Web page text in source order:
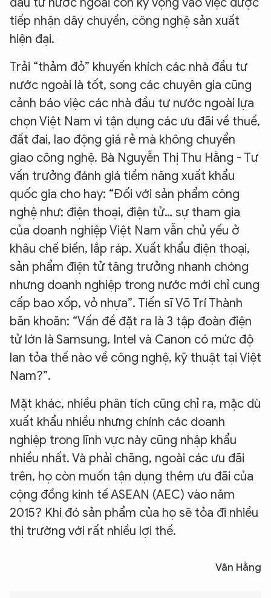
tiếp nhận dây chuyền, công nghệ sản xuất
hiện đại.
Trải “thảm đỏ” khuyến khích các nhà đầu tư
nước ngoài là tốt, song các chuyên gia cũng
cảnh báo việc các nhà đầu tư nước ngoài lựa
chọn Việt Nam vì tận dụng các ưu đãi về thuế,
đất đai, lao động giá rẻ mà không chuyển
giao công nghệ. Bà Nguyễn Thị Thu Hằng - Tư
vấn trưởng đánh giá tiềm năng xuất khẩu
quốc gia cho hay: “Đối với sản phẩm công
nghệ như: điện thoại, điện tử… sự tham gia
của doanh nghiệp Việt Nam vẫn chủ yếu ở
khâu chế biến, lắp ráp. Xuất khẩu điện thoại,
sản phẩm điện tử tăng trưởng nhanh chóng
nhưng doanh nghiệp trong nước mới chỉ cung
cấp bao xốp, vỏ nhựa”. Tiến sĩ Võ Trí Thành
băn khoăn: “Vấn đề đặt ra là 3 tập đoàn điện
tử lớn là Samsung, Intel và Canon có mức độ
lan tỏa thế nào về công nghệ, kỹ thuật tại Việt
Nam?”.
Mặt khác, nhiều phân tích cũng chỉ ra, mặc dù
xuất khẩu nhiều nhưng chính các doanh
nghiệp trong lĩnh vực này cũng nhập khẩu
nhiều nhất. Và phải chăng, ngoài các ưu đãi
trên, họ còn muốn tận dụng thêm ưu đãi của
cộng đồng kinh tế ASEAN (AEC) vào năm
2015? Khi đó sản phẩm của họ sẽ tỏa đi nhiều
thị trường với rất nhiều lợi thế.
Vân Hằng